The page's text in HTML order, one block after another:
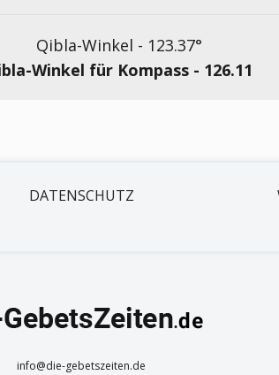
Qibla-Winkel - 123.37°
Winkel für Kompass - 126.11
DATENSCHUTZ
info@die-gebetszeiten.de